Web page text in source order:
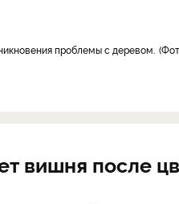
проблемы с деревом.
вишня после